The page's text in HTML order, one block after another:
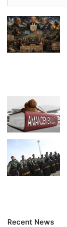
Recent News